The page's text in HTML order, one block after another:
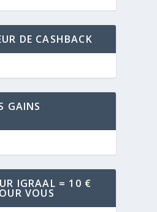
DE CASHBACK
GAINS
IGRAAL = 10 €
VOUS